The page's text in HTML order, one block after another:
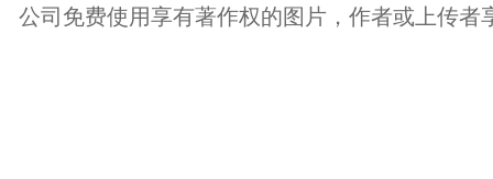
公司免费使用享有著作权的图片，作者或上传者